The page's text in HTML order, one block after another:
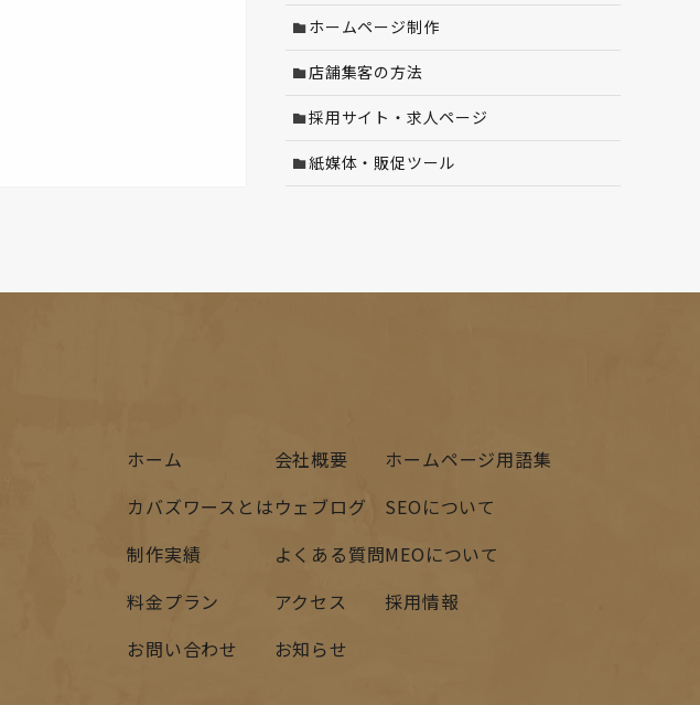
ホームページ制作
店舗集客の方法
採用サイト・求人ページ
紙媒体・販促ツール
ホーム
カバズワースとは
制作実績
料金プラン
お問い合わせ
会社概要
ウェブログ
よくある質問
アクセス
お知らせ
ホームページ用語集
SEOについて
MEOについて
採用情報